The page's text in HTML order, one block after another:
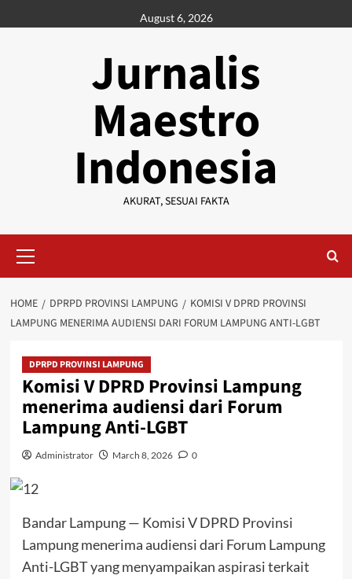
to
August 6, 2026
Jurnalis
Maestro
Indonesia
AKURAT, SESUAI FAKTA
Menu
HOME DPRPD PROVINSI LAMPUNG
KOMISI V DPRD PROVINSI
LAMPUNG MENERIMA AUDIENSI DARI FORUM LAMPUNG ANTI-LGBT
DPRPD PROVINSI LAMPUNG
Komisi V DPRD Provinsi Lampung
menerima audiensi dari Forum
Lampung Anti-LGBT
Administrator March 8, 2026 0
Bandar Lampung — Komisi V DPRD Provinsi
Lampung menerima audiensi dari Forum Lampung
Anti-LGBT yang menyampaikan aspirasi terkait